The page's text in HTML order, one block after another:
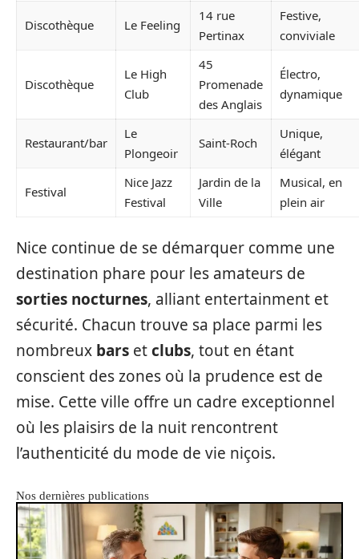
Discothèque Le Feeling
14 rue
Pertinax
Festive,
conviviale
Discothèque
Le High
Club
45
Promenade
des Anglais
Électro,
dynamique
Restaurant/bar
Le
Plongeoir
Saint-Roch
Unique,
élégant
Festival
Nice Jazz
Festival
Jardin de la
Ville
Musical, en
plein air
Nice continue de se démarquer comme une
destination phare pour les amateurs de
sorties nocturnes, alliant entertainment et
sécurité. Chacun trouve sa place parmi les
nombreux bars etclubs, tout en étant
conscient des zones où la prudence est de
mise. Cette ville offre un cadre exceptionnel
où les plaisirs de la nuit rencontrent
l’authenticité du mode de vie niçois.
Nos dernières publications